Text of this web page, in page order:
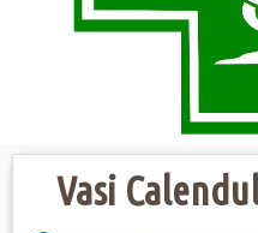
Szabadidő
Vasi